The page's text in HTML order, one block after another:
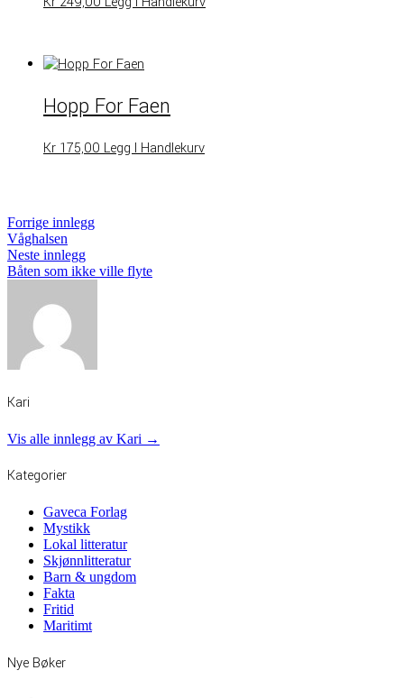
Hopp For Faen
Kr 175,00 Legg I Handlekurv
Innleggsnavigasjon
Forrige innleggForrige
Våghalsen
Neste innleggNeste
innlegg:
Båten som ikke ville flyte
Kari
Vis alle innlegg av Kari →
Kategorier
Gaveca Forlag
Mystikk
Lokal litteratur
Skjønnlitteratur
Barn & ungdom
Fakta
Fritid
Maritimt
Nye Bøker